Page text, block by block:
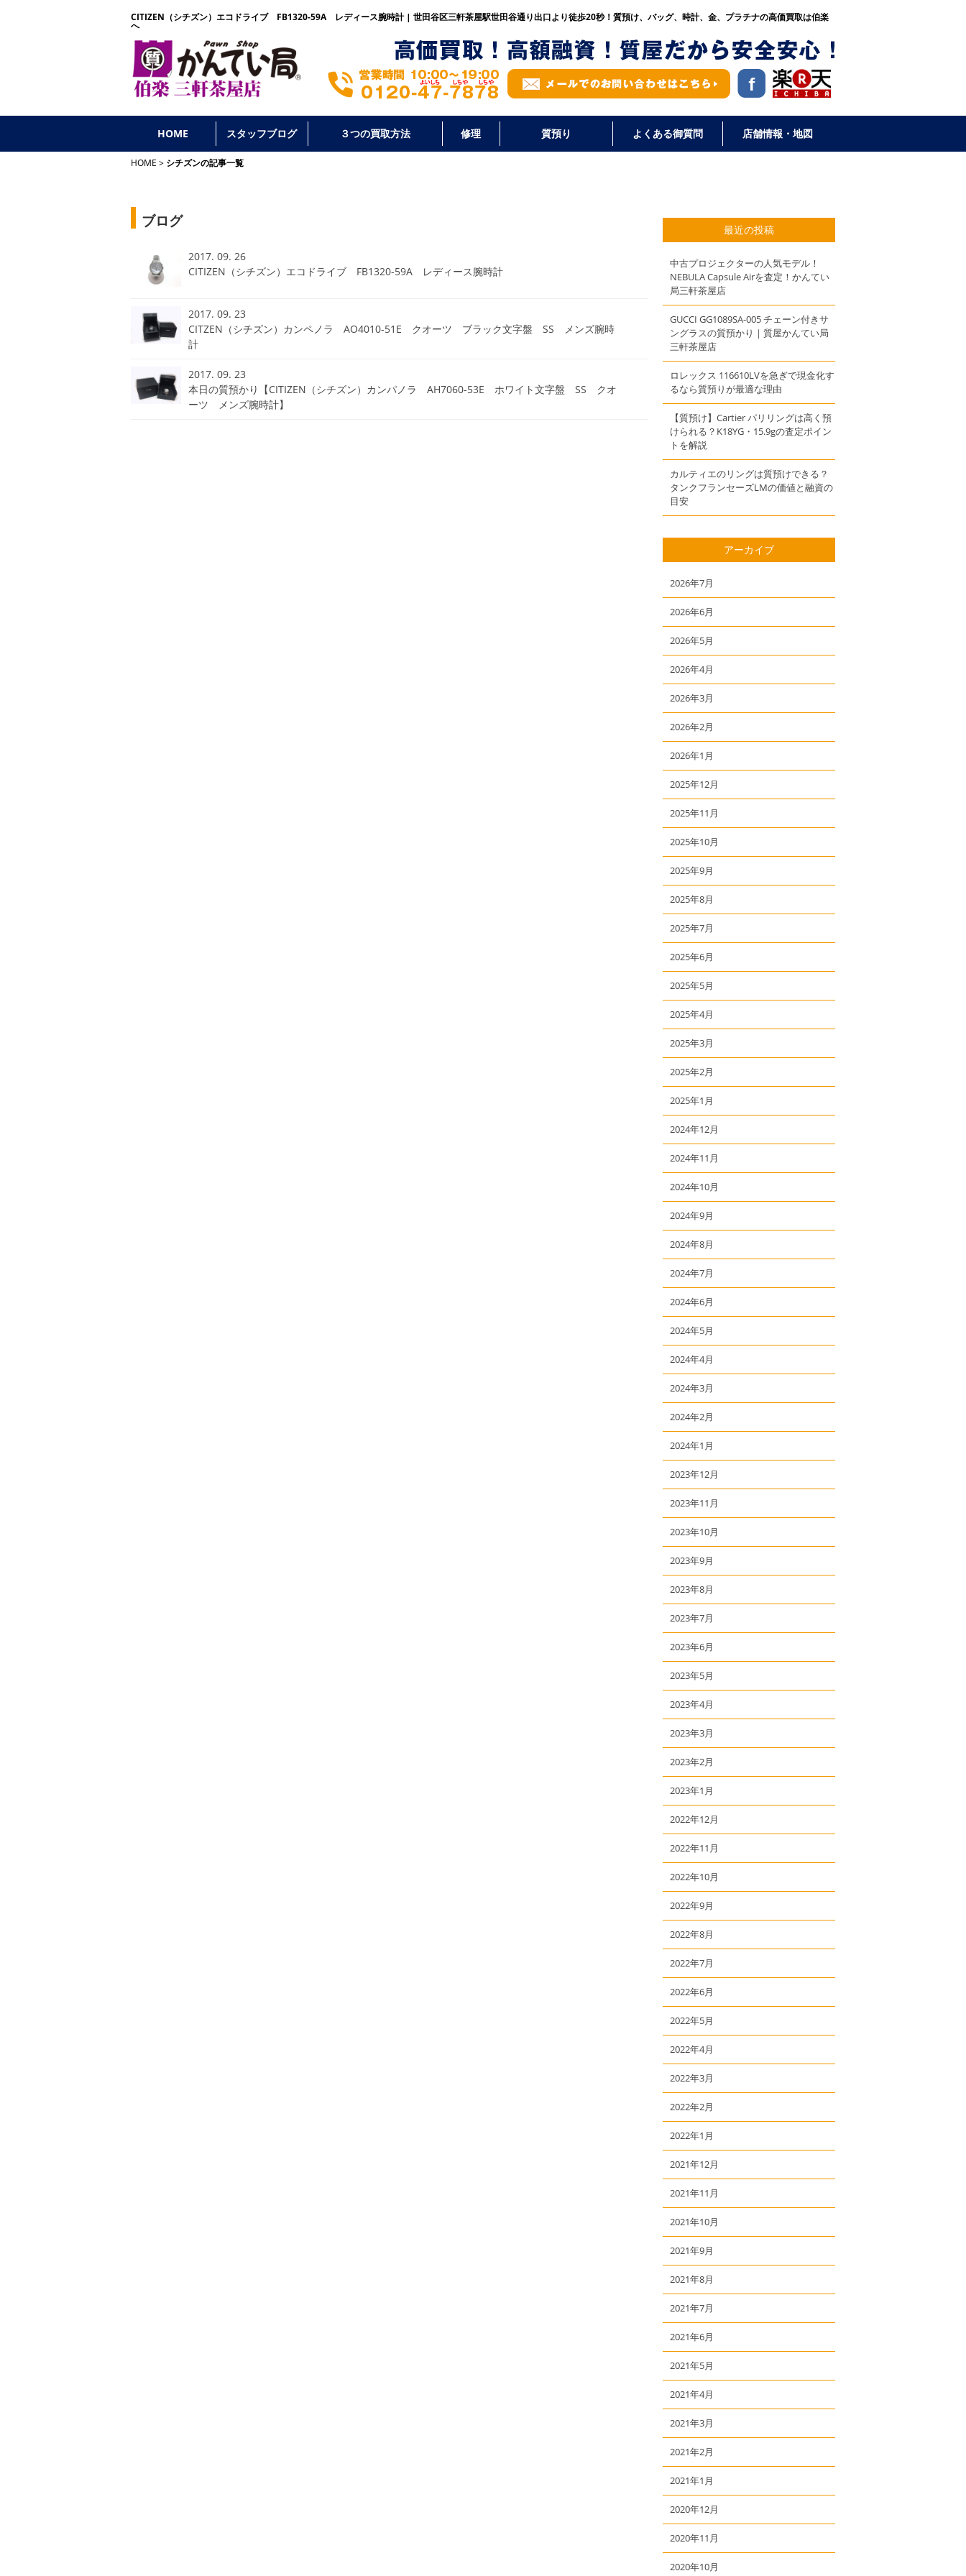
CITIZEN（シチズン）エコドライブ FB1320-59A レディース腕時計 | 世田谷区三軒茶屋駅世田谷通り出口より徒歩20秒！ 質預け、バッグ、時計、金、プラチナの高価買取は伯楽
へ
HOME スタッフブログ ３つの買取方法 修理 質預り よくある御質問 店舗情報・地図
HOME シチズンの記事一覧
ブログ
2017. 09. 26
CITIZEN（シチズン）エコドライブ FB1320-59A レディース腕時計
2017. 09. 23
CITZEN（シチズン）カンペノラ AO4010-51E クオーツ ブラック文字盤 SS メンズ腕時
計
2017. 09. 23
本日の質預かり【CITIZEN（シチズン）カンパノラ AH7060-53E ホワイト文字盤 SS クオ
ーツ メンズ腕時計】
最近の投稿
中古プロジェクターの人気モデル！
NEBULA Capsule Airを査定！かんてい
局三軒茶屋店
GUCCI GG1089SA-005 チェーン付きサ
ングラスの質預かり｜質屋かんてい局
三軒茶屋店
ロレックス 116610LVを急ぎで現金化す
るなら質預りが最適な理由
【質預け】Cartier パリリングは高く預
けられる？K18YG・15.9gの査定ポイン
トを解説
カルティエのリングは質預けできる？
タンクフランセーズLMの価値と融資の
目安
アーカイブ
2026年7月
2026年6月
2026年5月
2026年4月
2026年3月
2026年2月
2026年1月
2025年12月
2025年11月
2025年10月
2025年9月
2025年8月
2025年7月
2025年6月
2025年5月
2025年4月
2025年3月
2025年2月
2025年1月
2024年12月
2024年11月
2024年10月
2024年9月
2024年8月
2024年7月
2024年6月
2024年5月
2024年4月
2024年3月
2024年2月
2024年1月
2023年12月
2023年11月
2023年10月
2023年9月
2023年8月
2023年7月
2023年6月
2023年5月
2023年4月
2023年3月
2023年2月
2023年1月
2022年12月
2022年11月
2022年10月
2022年9月
2022年8月
2022年7月
2022年6月
2022年5月
2022年4月
2022年3月
2022年2月
2022年1月
2021年12月
2021年11月
2021年10月
2021年9月
2021年8月
2021年7月
2021年6月
2021年5月
2021年4月
2021年3月
2021年2月
2021年1月
2020年12月
2020年11月
2020年10月